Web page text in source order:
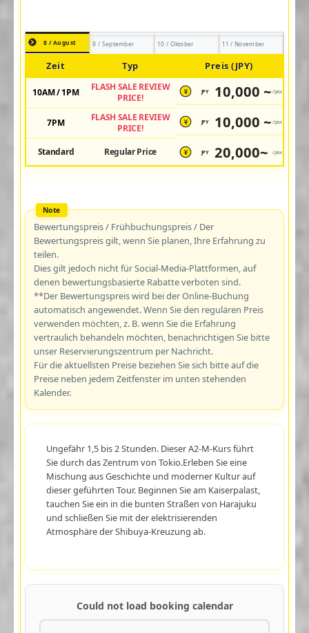
8 / August 9 / September 10 / Oktober 11 / November
Zeit Typ Preis (JPY)
10AM / 1PM
FLASH SALE REVIEW
PRICE!
¥ JPY 10,000 ~ /pax
7PM
FLASH SALE REVIEW
PRICE!
¥ JPY 10,000 ~ /pax
Standard Regular Price ¥ JPY 20,000~ /pax
Bewertungspreis / Frühbuchungspreis / Der
Bewertungspreis gilt, wenn Sie planen, Ihre Erfahrung zu
teilen.
Dies gilt jedoch nicht für Social-Media-Plattformen, auf
denen bewertungsbasierte Rabatte verboten sind.
**Der Bewertungspreis wird bei der Online-Buchung
automatisch angewendet. Wenn Sie den regulären Preis
verwenden möchten, z. B. wenn Sie die Erfahrung
vertraulich behandeln möchten, benachrichtigen Sie bitte
unser Reservierungszentrum per Nachricht.
Für die aktuellsten Preise beziehen Sie sich bitte auf die
Preise neben jedem Zeitfenster im unten stehenden
Kalender.
Ungefähr 1,5 bis 2 Stunden. Dieser A2-M-Kurs führt
Sie durch das Zentrum von Tokio.Erleben Sie eine
Mischung aus Geschichte und moderner Kultur auf
dieser geführten Tour. Beginnen Sie am Kaiserpalast,
tauchen Sie ein in die bunten Straßen von Harajuku
und schließen Sie mit der elektrisierenden
Atmosphäre der Shibuya-Kreuzung ab.
Could not load booking calendar